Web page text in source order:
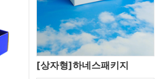
[상자형]하네스패키지